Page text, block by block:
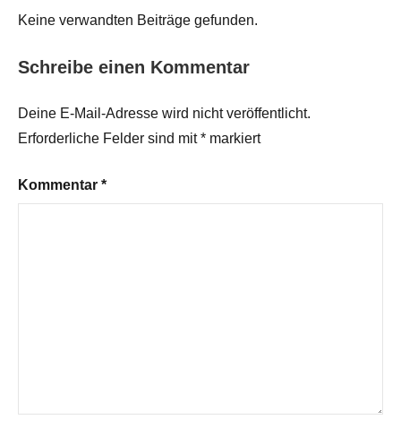
Keine verwandten Beiträge gefunden.
Schreibe einen Kommentar
Deine E-Mail-Adresse wird nicht veröffentlicht.
Erforderliche Felder sind mit* markiert
Kommentar *